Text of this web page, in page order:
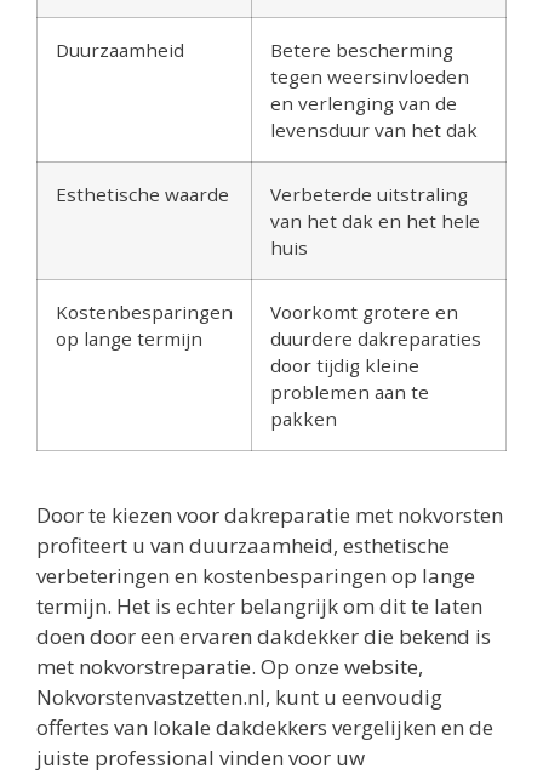
Duurzaamheid
Betere bescherming
tegen weersinvloeden
en verlenging van de
levensduur van het dak
Esthetische waarde
Verbeterde uitstraling
van het dak en het hele
huis
Kostenbesparingen
op lange termijn
Voorkomt grotere en
duurdere dakreparaties
door tijdig kleine
problemen aan te
pakken
Door te kiezen voor dakreparatie met nokvorsten
profiteert u van duurzaamheid, esthetische
verbeteringen en kostenbesparingen op lange
termijn. Het is echter belangrijk om dit te laten
doen door een ervaren dakdekker die bekend is
met nokvorstreparatie. Op onze website,
Nokvorstenvastzetten.nl, kunt u eenvoudig
offertes van lokale dakdekkers vergelijken en de
juiste professional vinden voor uw